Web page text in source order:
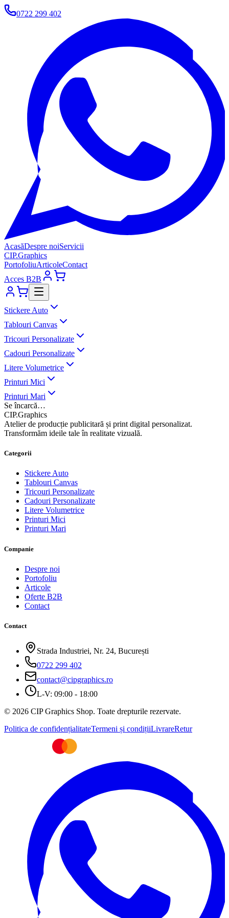
0722 299 402
AcasăDespre noiServicii
CIP.Graphics
PortofoliuArticoleContact
Acces B2B
Stickere Auto
Tablouri Canvas
Tricouri Personalizate
Cadouri Personalizate
Litere Volumetrice
Printuri Mici
Printuri Mari
Se încarcă…
CIP.Graphics
Atelier de producție publicitară și print digital personalizat.
Transformăm ideile tale în realitate vizuală.
Categorii
Stickere Auto
Tablouri Canvas
Tricouri Personalizate
Cadouri Personalizate
Litere Volumetrice
Printuri Mici
Printuri Mari
Companie
Despre noi
Portofoliu
Articole
Oferte B2B
Contact
Contact
Strada Industriei, Nr. 24, București
0722 299 402
contact@cipgraphics.ro
L-V: 09:00 - 18:00
© 2026 CIP Graphics Shop. Toate drepturile rezervate.
Politica de confidențialitateTermeni și condițiiLivrareRetur